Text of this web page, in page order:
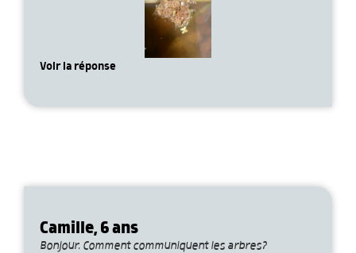
Voir la réponse
Camille, 6 ans
Bonjour. Comment communiquent les arbres?